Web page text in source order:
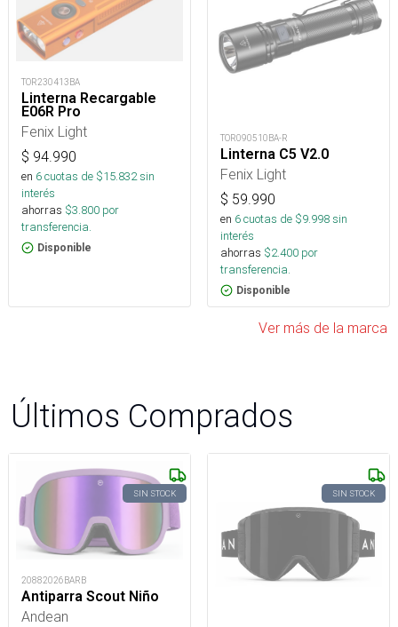
TOR230413BA
Linterna Recargable
E06R Pro
Fenix Light
$ 94.990
en 6cuotas de $15.832sin
interés
ahorras $3.800 por
transferencia.
Disponible
TOR090510BA-R
Linterna C5 V2.0
Fenix Light
$ 59.990
en 6cuotas de $9.998sin
interés
ahorras $2.400 por
transferencia.
Disponible
Ver más de la marca
Últimos Comprados
SIN STOCK
20882026BARB
Antiparra Scout Niño
Andean
SIN STOCK